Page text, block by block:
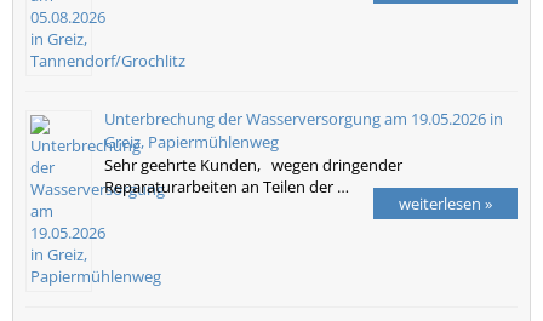
Unterbrechung der Wasserversorgung am 19.05.2026 in
Greiz, Papiermühlenweg
Sehr geehrte Kunden, wegen dringender
Reparaturarbeiten an Teilen der …
weiterlesen »